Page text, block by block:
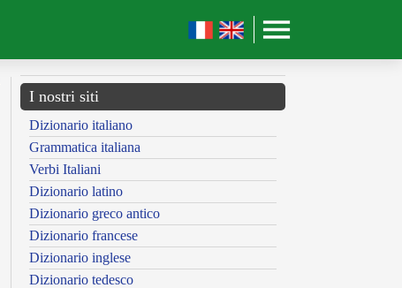
I nostri siti
Dizionario italiano
Grammatica italiana
Verbi Italiani
Dizionario latino
Dizionario greco antico
Dizionario francese
Dizionario inglese
Dizionario tedesco